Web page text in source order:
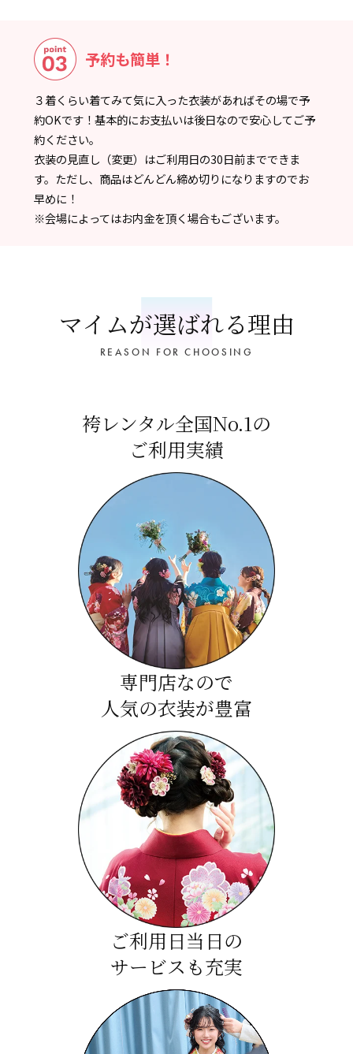
予約も簡単！
３着くらい着てみて気に入った衣装があればその場で予
約OKです！基本的にお支払いは後日なので安心してご予
約ください。
衣装の見直し（変更）はご利用日の30日前までできま
す。ただし、商品はどんどん締め切りになりますのでお
早めに！
※会場によってはお内金を頂く場合もございます。
マイムが選ばれる理由
REASON FOR CHOOSING
袴レンタル全国No.1の
ご利用実績
専門店なので
人気の衣装が豊富
ご利用日当日の
サービスも充実